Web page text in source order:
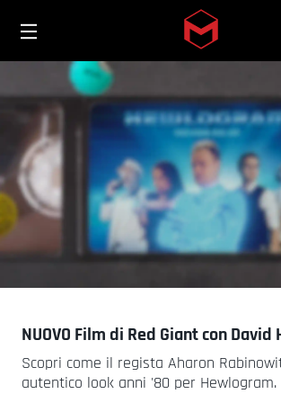
Skip to main
NUOVO Film di Red Giant con
Scopri come il regista Aharon
autentico look anni '80 per Hewlogram.